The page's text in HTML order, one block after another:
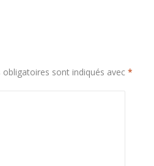
obligatoires sont indiqués avec *